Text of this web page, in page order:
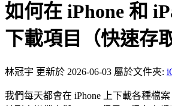
如何在 iPhone 和
下載項目（快速存
林冠宇 更新於 2026-06-03 屬於文件夾:
我們每天都會在 iPhone 上下載各種檔